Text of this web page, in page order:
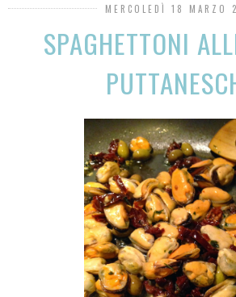
MERCOLEDÌ 18 MARZO
SPAGHETTONI